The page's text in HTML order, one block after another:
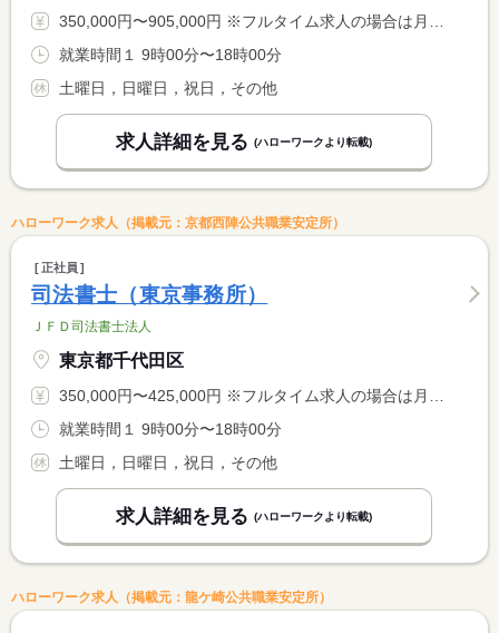
350,000円〜905,000円 ※フルタイム求人の場合は月額（換算額）、パート求人の場合は時間額を表示しています。
就業時間１ 9時00分〜18時00分
土曜日，日曜日，祝日，その他
求人詳細を見る (ハローワークより転載)
ハローワーク求人（掲載元：京都西陣公共職業安定所）
正社員
司法書士（東京事務所）
ＪＦＤ司法書士法人
東京都千代田区
350,000円〜425,000円 ※フルタイム求人の場合は月額（換算額）、パート求人の場合は時間額を表示しています。
就業時間１ 9時00分〜18時00分
土曜日，日曜日，祝日，その他
求人詳細を見る (ハローワークより転載)
ハローワーク求人（掲載元：龍ケ崎公共職業安定所）